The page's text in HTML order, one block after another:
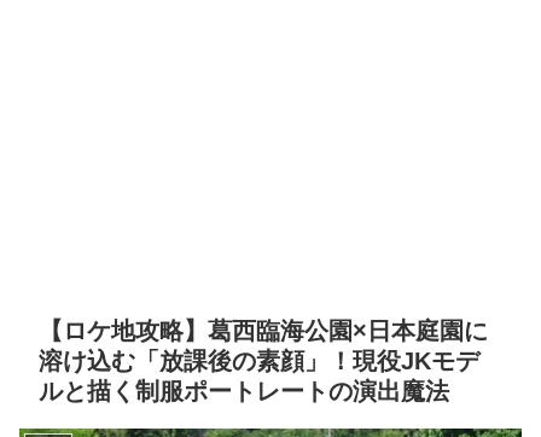
【ロケ地攻略】葛西臨海公園×日本庭園に
溶け込む「放課後の素顔」！現役JKモデ
ルと描く制服ポートレートの演出魔法